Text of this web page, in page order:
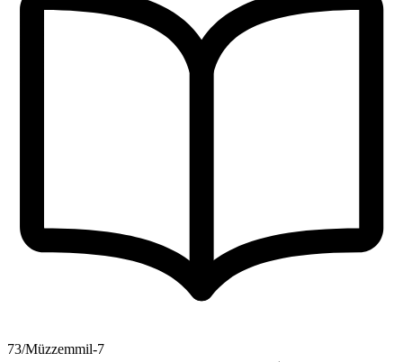
73/Müzzemmil-7